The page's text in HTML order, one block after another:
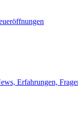
Erfahrungen,